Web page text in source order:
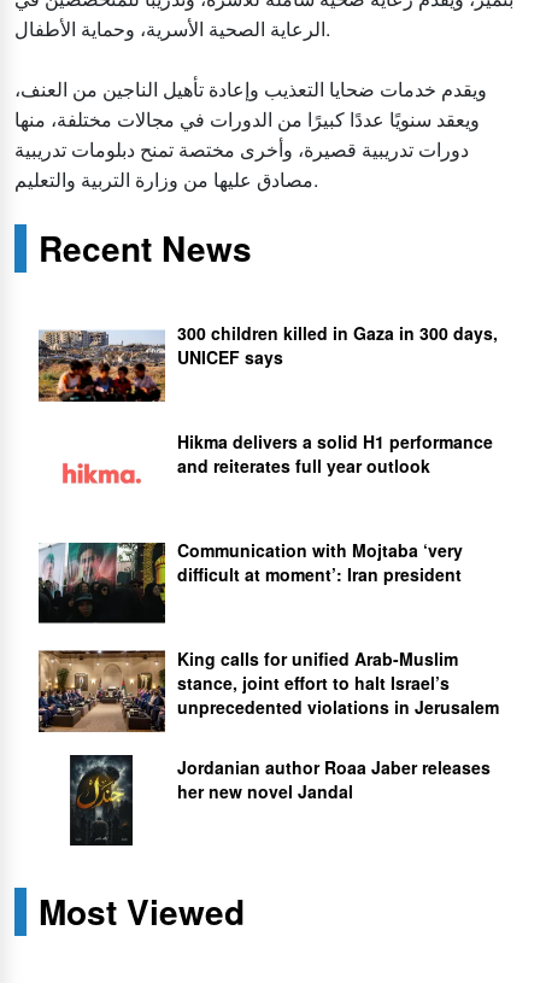
الرعاية الصحية الأسرية، وحماية الأطفال.
ويقدم خدمات ضحايا التعذيب وإعادة تأهيل الناجين من العنف،
ويعقد سنويًا عددًا كبيرًا من الدورات في مجالات مختلفة، منها
دورات تدريبية قصيرة، وأخرى مختصة تمنح دبلومات تدريبية
مصادق عليها من وزارة التربية والتعليم.
Recent News
300 children killed in Gaza in 300 days,
UNICEF says
Hikma delivers a solid H1 performance
and reiterates full year outlook
Communication with Mojtaba ‘very
difficult at moment’: Iran president
King calls for unified Arab-Muslim
stance, joint effort to halt Israel’s
unprecedented violations in Jerusalem
Jordanian author Roaa Jaber releases
her new novel Jandal
Most Viewed